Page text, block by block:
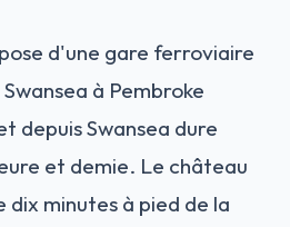
d'une gare ferroviaire
à Pembroke
depuis Swansea dure
et demie. Le château
dix minutes à pied de la